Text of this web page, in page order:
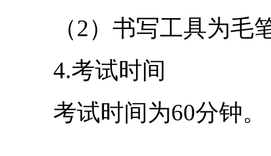
（2）书写工具为毛
4.考试时间
考试时间为60分钟。